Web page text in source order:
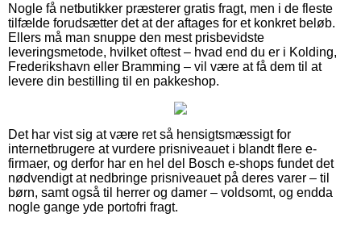
Nogle få netbutikker præsterer gratis fragt, men i de fleste
tilfælde forudsætter det at der aftages for et konkret beløb.
Ellers må man snuppe den mest prisbevidste
leveringsmetode, hvilket oftest – hvad end du er i Kolding,
Frederikshavn eller Bramming – vil være at få dem til at
levere din bestilling til en pakkeshop.
Det har vist sig at være ret så hensigtsmæssigt for
internetbrugere at vurdere prisniveauet i blandt flere e-
firmaer, og derfor har en hel del Bosch e-shops fundet det
nødvendigt at nedbringe prisniveauet på deres varer – til
børn, samt også til herrer og damer – voldsomt, og endda
nogle gange yde portofri fragt.